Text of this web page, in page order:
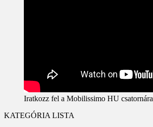
Iratkozz fel a Mobilissimo HU csatornára
KATEGÓRIA LISTA